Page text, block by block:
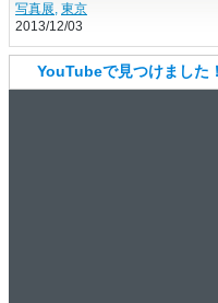
写真展, 東京
2013/12/03
YouTubeで見つけました！